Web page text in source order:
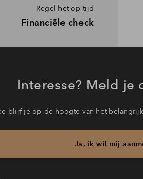
Regel het op tijd
Financiële check
Interesse? Meld je
blijf je op de hoogte van het
Ja, ik wil mij